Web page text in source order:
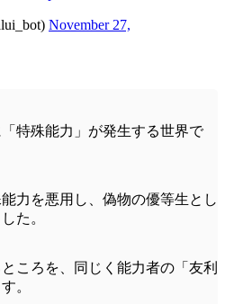
November 27,
特殊能力」が発生する世界で
力を悪用し、偽物の優等生とし
た。
ころを、同じく能力者の「友利
。